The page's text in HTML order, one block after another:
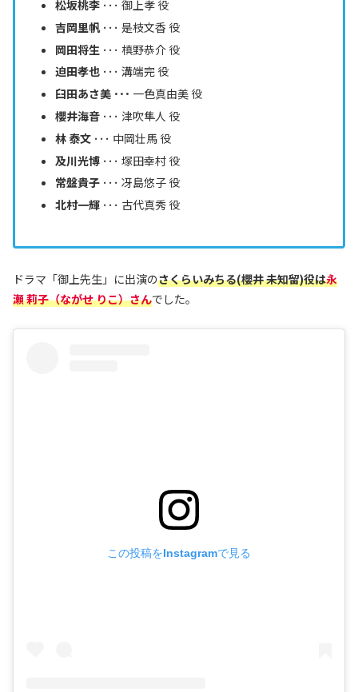
松坂桃李･･･ 御上孝役
吉岡里帆･･･ 是枝文香 役
岡田将生 ･･･ 槙野恭介 役
迫田孝也･･･ 溝端完 役
臼田あさ美 ･･･ 一色真由美 役
櫻井海音･･･ 津吹隼人 役
林 泰文･･･ 中岡壮馬 役
及川光博･･･ 塚田幸村 役
常盤貴子･･･ 冴島悠子 役
北村一輝･･･ 古代真秀 役
ドラマ「御上先生」に出演のさくらいみちる(櫻井 未知留)役は永
瀬 莉子（ながせ りこ）さんでした。
この投稿をInstagramで見る